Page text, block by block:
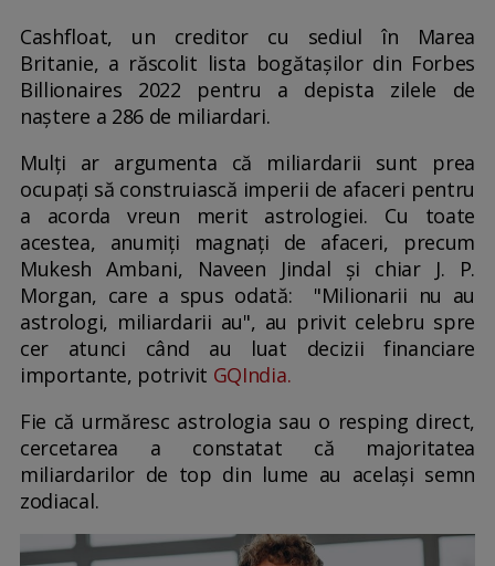
Cashfloat, un creditor cu sediul în Marea
Britanie, a răscolit lista bogătașilor din Forbes
Billionaires 2022 pentru a depista zilele de
naștere a 286 de miliardari.
Mulți ar argumenta că miliardarii sunt prea
ocupați să construiască imperii de afaceri pentru
a acorda vreun merit astrologiei. Cu toate
acestea, anumiți magnați de afaceri, precum
Mukesh Ambani, Naveen Jindal și chiar J. P.
Morgan, care a spus odată: "Milionarii nu au
astrologi, miliardarii au", au privit celebru spre
cer atunci când au luat decizii financiare
importante, potrivit GQIndia.
Fie că urmăresc astrologia sau o resping direct,
cercetarea a constatat că majoritatea
miliardarilor de top din lume au același semn
zodiacal.